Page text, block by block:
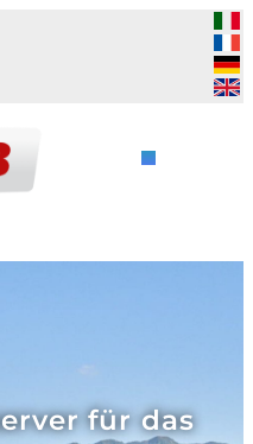
für das